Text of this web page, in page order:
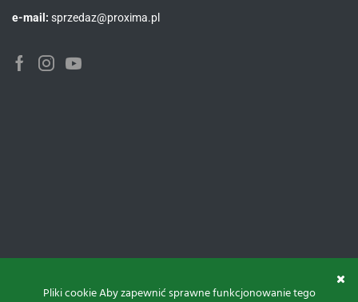
e-mail: sprzedaz@proxima.pl
Pliki cookie Aby zapewnić sprawne funkcjonowanie tego